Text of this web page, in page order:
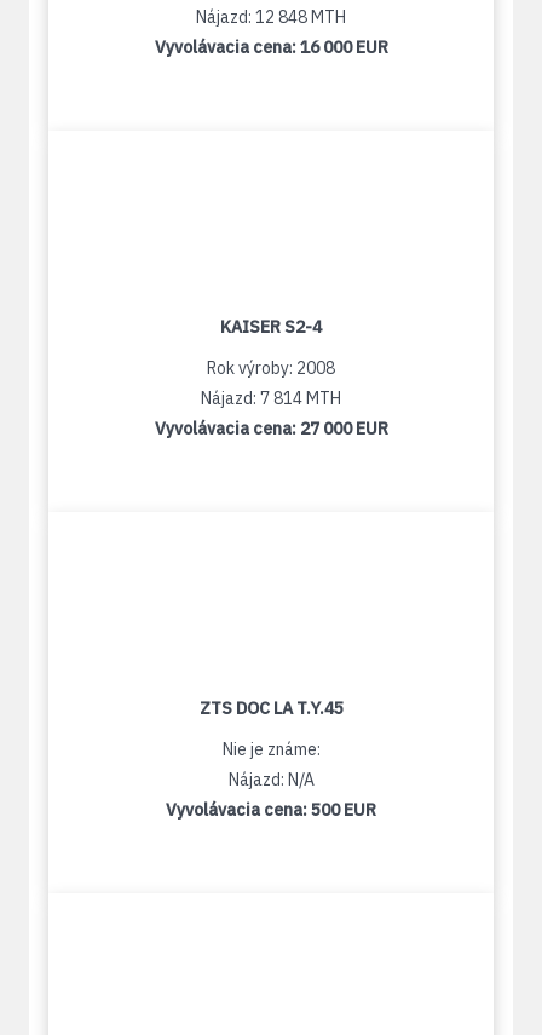
Nájazd: 12 848 MTH
Vyvolávacia cena:16 000 EUR
KAISER S2-4
Rok výroby: 2008
Nájazd: 7 814 MTH
Vyvolávacia cena: 27 000 EUR
ZTS DOC LA T.Y.45
Nie je známe:
Nájazd: N/A
Vyvolávacia cena:500 EUR